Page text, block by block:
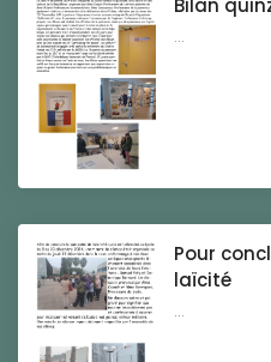
Bilan
...
Pour
laïcité
...